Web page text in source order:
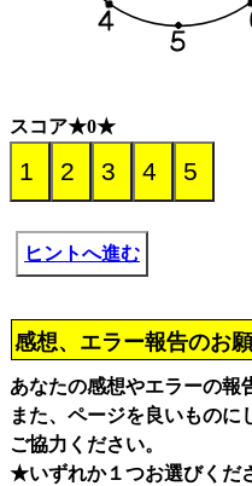
スコア★0★
ヒントへ進む
感想、エラー報告のお
あなたの感想やエラーの報
また、ページを良いものに
ご協力ください。
★いずれか１つお選びくだ